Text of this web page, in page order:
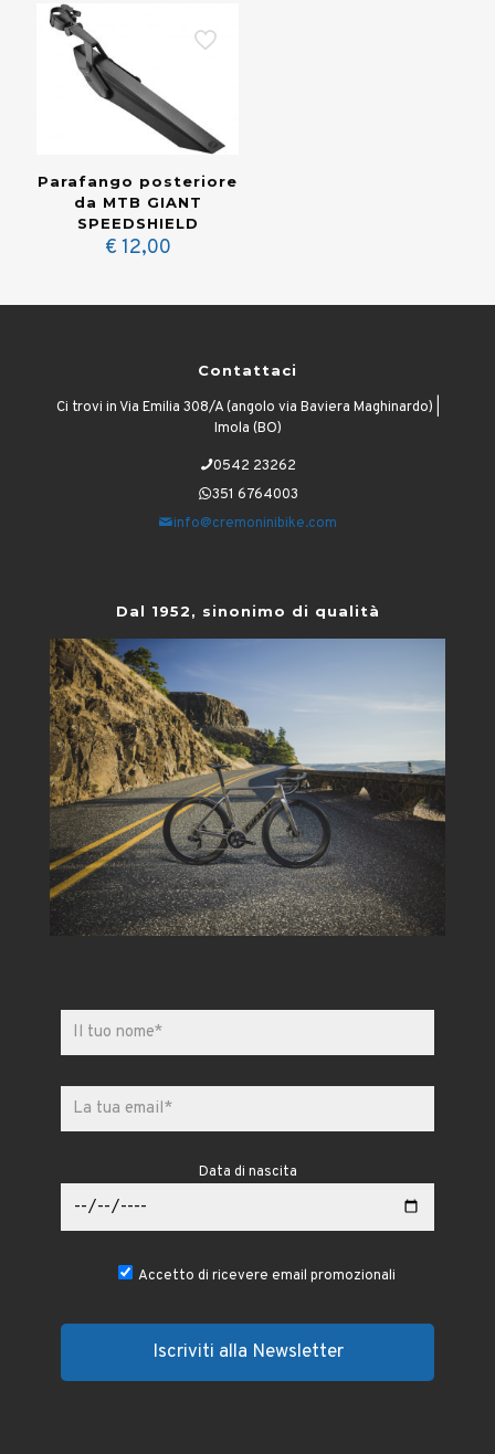
Parafango posteriore
da MTB GIANT
SPEEDSHIELD
€ 12,00
Contattaci
Ci trovi in Via Emilia 308/A (angolo via Baviera Maghinardo) |
Imola (BO)
0542 23262
351 6764003
info@cremoninibike.com
Dal 1952, sinonimo di qualità
Data di nascita
Accetto di ricevere email promozionali